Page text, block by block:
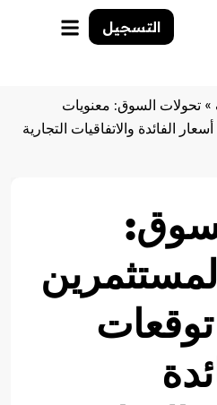
التسجيل
» تحولات السوق: معنويات
الفائدة والاتفاقيات التجارية